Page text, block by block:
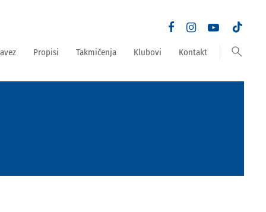
Propisi Takmičenja Klubovi Kontakt search